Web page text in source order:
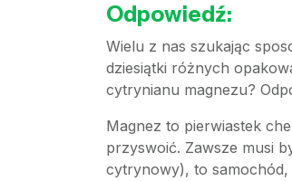
Odpowiedź:
Wielu z nas szukając
dziesiątki różnych
cytrynianu magnezu?
Magnez to pierwiastek
przyswoić. Zawsze musi
cytrynowy), to samochód,